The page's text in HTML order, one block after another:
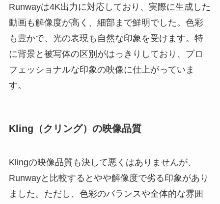
Runwayは4K出力に対応しており、実際に生成した
動画も解像度が高く、細部まで鮮明でした。色彩
も豊かで、光の表現も自然な印象を受けます。特
に背景と被写体の区別がはっきりしており、プロ
フェッショナルな印象の映像に仕上がっていま
す。
Kling（クリング）の映像品質
Klingの映像品質も決して悪くはありませんが、
Runwayと比較するとやや解像度で劣る印象があり
ました。ただし、色彩のバランスや全体的な雰囲